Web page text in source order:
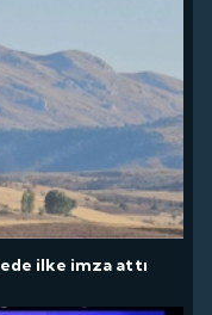
ilke imza attı